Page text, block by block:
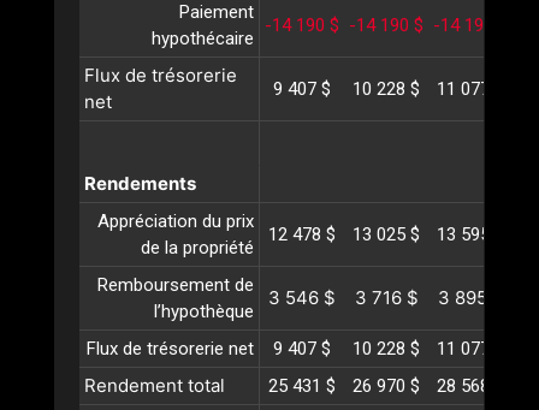
Paiement
hypothécaire
-14 190 $ -14 190 $ -14 190 $
Flux de trésorerie
net
9 407 $ 10 228 $ 11 077 $
Rendements
Appréciation du prix
de la propriété
12 478 $ 13 025 $ 13 595 $
Remboursement de
l’hypothèque
3 546 $ 3 716 $ 3 895 $
Flux de trésorerie net 9 407 $ 10 228 $ 11 077 $
Rendement total 25 431 $ 26 970 $ 28 568 $